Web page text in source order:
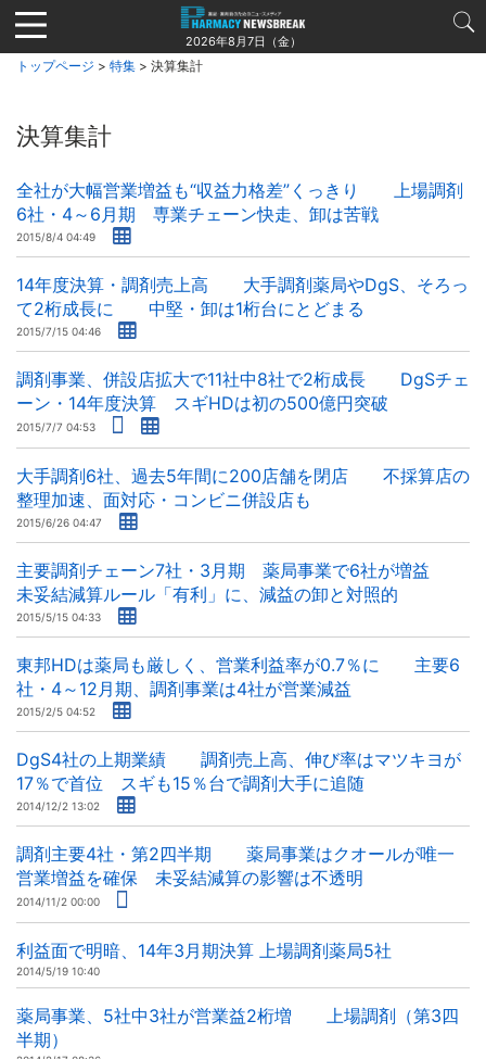
Jump
to
navigation
2026年8月7日（金）
トップページ > 特集 > 決算集計
決算集計
全社が大幅営業増益も“収益力格差”くっきり 上場調剤
6社・4～6月期 専業チェーン快走、卸は苦戦
2015/8/4 04:49
14年度決算・調剤売上高 大手調剤薬局やDgS、そろっ
て2桁成長に 中堅・卸は1桁台にとどまる
2015/7/15 04:46
調剤事業、併設店拡大で11社中8社で2桁成長 DgSチェ
ーン・14年度決算 スギHDは初の500億円突破
2015/7/7 04:53
大手調剤6社、過去5年間に200店舗を閉店 不採算店の
整理加速、面対応・コンビニ併設店も
2015/6/26 04:47
主要調剤チェーン7社・3月期 薬局事業で6社が増益
未妥結減算ルール「有利」に、減益の卸と対照的
2015/5/15 04:33
東邦HDは薬局も厳しく、営業利益率が0.7％に 主要6
社・4～12月期、調剤事業は4社が営業減益
2015/2/5 04:52
DgS4社の上期業績 調剤売上高、伸び率はマツキヨが
17％で首位 スギも15％台で調剤大手に追随
2014/12/2 13:02
調剤主要4社・第2四半期 薬局事業はクオールが唯一
営業増益を確保 未妥結減算の影響は不透明
2014/11/2 00:00
利益面で明暗、14年3月期決算 上場調剤薬局5社
2014/5/19 10:40
薬局事業、5社中3社が営業益2桁増 上場調剤（第3四
半期）